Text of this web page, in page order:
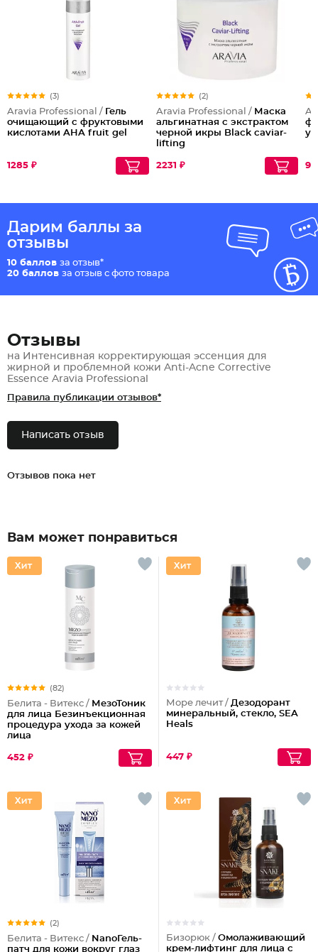
(3)
Aravia Professional / Гель
очищающий с фруктовыми
кислотами AHA fruit gel
1285 ₽
(2)
Aravia Professional / Маска
альгинатная с экстрактом
черной икры Black caviar-
lifting
2231 ₽
Дарим баллы за
отзывы
10 баллов за отзыв*
20 баллов за отзыв с фото товара
Отзывы
на Интенсивная корректирующая эссенция для
жирной и проблемной кожи Anti-Acne Corrective
Essence Aravia Professional
Правила публикации отзывов*
Написать отзыв
Отзывов пока нет
Вам может понравиться
(82)
Белита - Витекс / МезоТоник
для лица Безинъекционная
процедура ухода за кожей
лица
452 ₽
Море лечит / Дезодорант
минеральный, стекло, SEA
Heals
447 ₽
(2)
Белита - Витекс / NanoГель-
патч для кожи вокруг глаз
Бизорюк / Омолаживающий
крем-лифтинг для лица с